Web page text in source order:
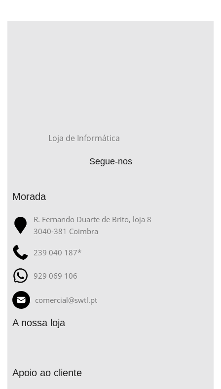
Loja de Informática
Segue-nos
Morada
R. Fernando Duarte de Brito, loja 8
3040-381 Coimbra
239 040 187*
929 069 106
comercial@swtl.pt
A nossa loja
Apoio ao cliente